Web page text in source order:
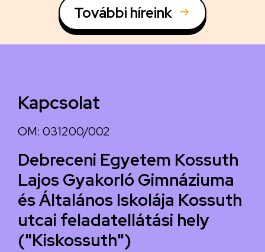
További híreink
Kapcsolat
OM: 031200/002
Debreceni Egyetem Kossuth
Lajos Gyakorló Gimnáziuma
és Általános Iskolája Kossuth
utcai feladatellátási hely
("Kiskossuth")